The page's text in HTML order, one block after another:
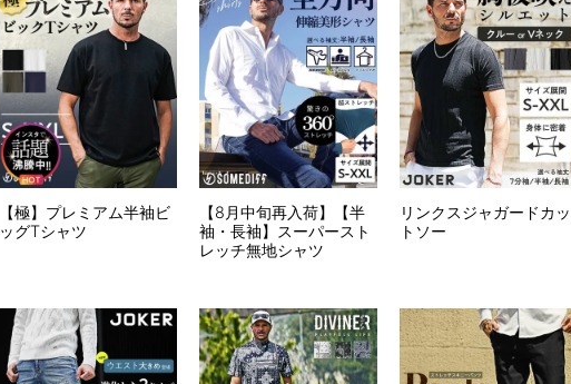
【極】プレミアム半袖ビ
ッグTシャツ
【8月中旬再入荷】【半
袖・長袖】スーパースト
レッチ無地シャツ
リンクスジャガードカッ
トソー